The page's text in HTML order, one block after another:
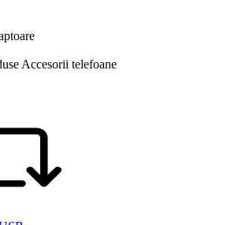
Accesorii telefoane